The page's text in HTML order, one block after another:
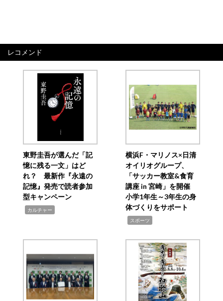
レコメンド
東野圭吾が選んだ「記
憶に残る一文」はど
れ？ 最新作『永遠の
記憶』発売で読者参加
型キャンペーン
カルチャー
横浜F・マリノス×日清
オイリオグループ、
「サッカー教室&食育
講座 in 宮崎」を開催
小学1年生～3年生の身
体づくりをサポート
スポーツ